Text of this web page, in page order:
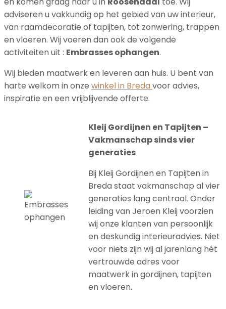
adviseren u vakkundig op het gebied van uw interieur,
van raamdecoratie of tapijten, tot zonwering, trappen
en vloeren. Wij voeren dan ook de volgende
activiteiten uit : Embrasses ophangen.
Wij bieden maatwerk en leveren aan huis. U bent van
harte welkom in onze winkel in Bredavoor advies,
inspiratie en een vrijblijvende offerte.
Kleij Gordijnen en Tapijten –
Vakmanschap sinds vier
generaties
Bij Kleij Gordijnen en Tapijten in
Breda staat vakmanschap al vier
generaties lang centraal. Onder
leiding van Jeroen Kleij voorzien
wij onze klanten van persoonlijk
en deskundig interieuradvies. Niet
voor niets zijn wij al jarenlang hét
vertrouwde adres voor
maatwerk in gordijnen, tapijten
en vloeren.